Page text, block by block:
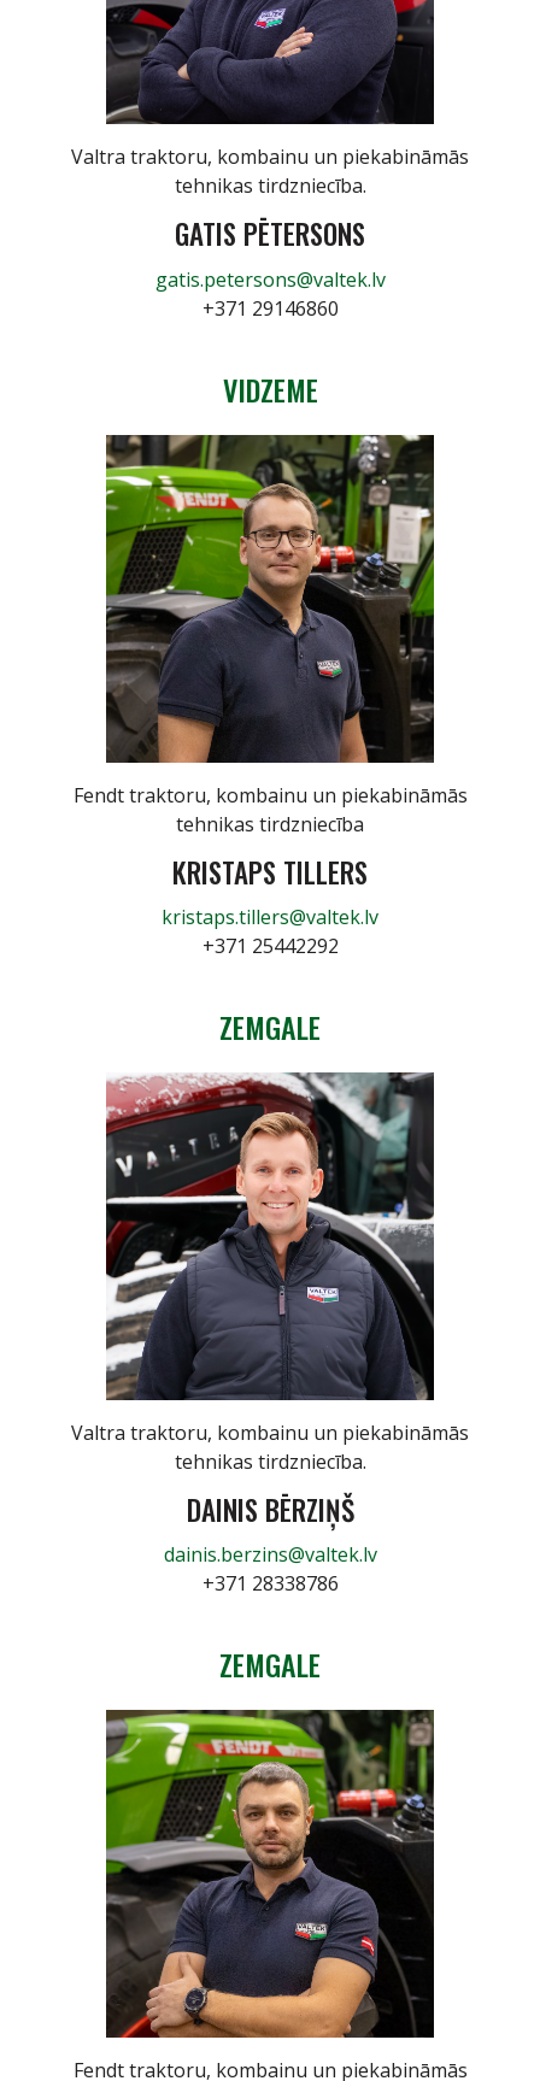
Valtra traktoru, kombainu un piekabināmās
tehnikas tirdzniecība.
GATIS PĒTERSONS
gatis.petersons@valtek.lv
+371 29146860
VIDZEME
Fendt traktoru, kombainu un piekabināmās
tehnikas tirdzniecība
KRISTAPS TILLERS
kristaps.tillers@valtek.lv
+371 25442292
ZEMGALE
Valtra traktoru, kombainu un piekabināmās
tehnikas tirdzniecība.
DAINIS BĒRZIŅŠ
dainis.berzins@valtek.lv
+371 28338786
ZEMGALE
Fendt traktoru, kombainu un piekabināmās